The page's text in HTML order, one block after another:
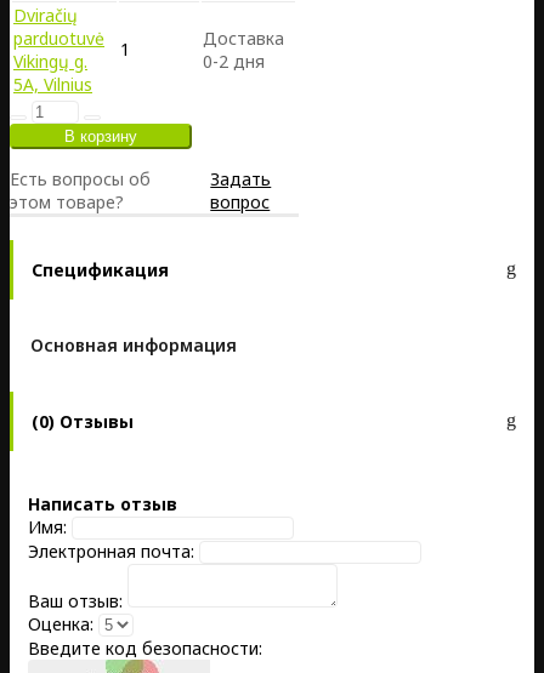
Dviračių
parduotuvė
Vikingų g.
5A, Vilnius
1
Доставка
0-2 дня
Есть вопросы об
этом товаре?
Задать
вопрос
Спецификация
Основная информация
(0) Отзывы
Написать отзыв
Имя:
Электронная почта:
Ваш отзыв:
Оценка:
Введите код безопасности: